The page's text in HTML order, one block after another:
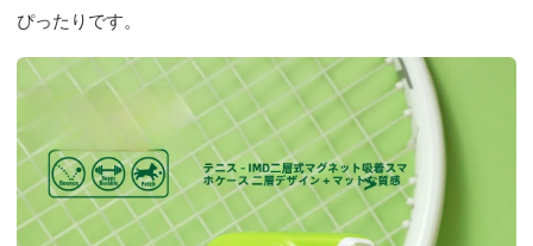
ぴったりです。